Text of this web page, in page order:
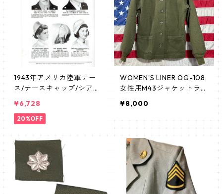
1943年アメリカ陸軍ナー
ス/ナースキャップ/シアサ
ム/ANC/アーミーナースコ
ープス
¥6,728
20%OFF
WOMEN'S LINER OG-108
女性用M43ジャケットライ
ra
¥8,000